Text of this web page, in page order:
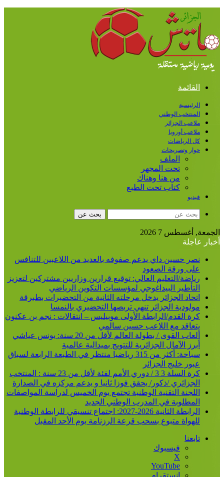
القائمة
الرئيسية
المنتخب الوطني
ملاعب الجزائر
ملاعب أوروبا
كل الرياضات
حوار وتصريحات
الملف
تحت المجهر
من هنا وهناك
كتاب تحت الطبع
فيديو
بحث عن
الجمعة, أغسطس 7 2026
أخبار عاجلة
نصر حسين داي يدعم صفوفه بالعديد من اللاعبين للتنافس
على ورقة الصعود
رياضة/التعليم العالي: توقيع قرارين وزاريين مشتركين لتعزيز
التأطير البيداغوجي لمؤسسات التكوين الرياضي
اتحاد الجزائر يدخل مرحلته الثانية من التحضيرات بطبرقة
مولودية الجزائر تنهي تربصها التحضيري بالنمسا
كرة القدم/الرابطة الأولى موبيليس – انتقالات : نجم بن عكنون
يتعاقد مع اللاعب حسين سالمي
ألعاب القوى / بطولة العالم لأقل من 20 سنة: يونس عياشي
أبرز الآمال الجزائرية للتتويج بميدالية عالمية
سباحة: أكثر من 315 رياضيا منتظر في الطبعة الرابعة لسباق
عبور خليج الجزائر
كرة السلة 3 3 / دوري الأمم لفئة لأقل من 23 سنة : المنتخب
الجزائري /ذكور/ يحقق فوزا ثانيا و يدعم مركزه في الصدارة
اللجنة التقنية الوطنية تجتمع يوم الخميس لدراسة المواصفات
المطلوبة في المدرب الوطني الجديد
الرابطة الثانية 2026-2027: اجتماع تنسيقي للرابطة الوطنية
للهواة متبوع بسحب قرعة الرزنامة يوم الأحد المقبل
تابعنا
فيسبوك
‫X
‫YouTube
انستقرام